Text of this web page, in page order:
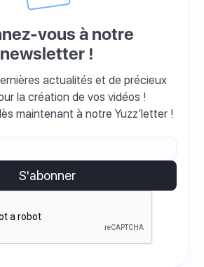
vous à notre
newsletter !
actualités et de précieux
la création de vos vidéos !
maintenant à notre Yuzz’letter !